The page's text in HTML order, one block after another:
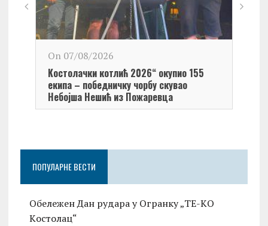
On 07/08/2026
Kостолачки котлић 2026“ окупио 155
екипа – победничку чорбу скувао
Небојша Нешић из Пожаревца
ПОПУЛАРНЕ ВЕСТИ
Обележен Дан рудара у Огранку „ТЕ-KО
Kостолац“